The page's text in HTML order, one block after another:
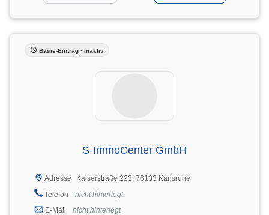
Basis-Eintrag · inaktiv
S-ImmoCenter GmbH
Adresse
Kaiserstraße 223, 76133 Karlsruhe
Telefon
nicht hinterlegt
E-Mail
nicht hinterlegt